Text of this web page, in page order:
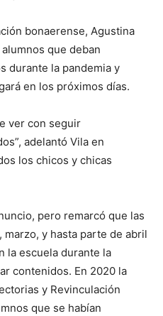
bonaerense, Agustina
que deban
durante la pandemia y
en los próximos días.
ver con seguir
adelantó Vila en
los chicos y chicas
pero remarcó que las
y hasta parte de abril
la escuela durante la
contenidos. En 2020 la
y Revinculación
que se habían